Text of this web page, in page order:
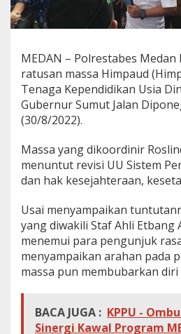
i
k
U
j
u
k
r
a
d
i
K
a
t
o
G
u
b
,
I
MEDAN – Polrestabes
ratusan massa Himpaud
Tenaga Kependidikan Usia
Gubernur Sumut Jalan
(30/8/2022).
Massa yang dikoordinir
menuntut revisi UU Sistem
dan hak kesejahteraan,
Usai menyampaikan
yang diwakili Staf Ahli Etbang
menemui para pengunjuk
menyampaikan arahan pada
massa pun membubarkan
BACA JUGA : KPPU -
Sinergi Kawal Program